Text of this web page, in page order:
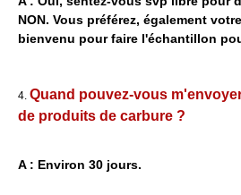
NON. Vous préférez, également
bienvenu pour faire l'échantillon
4. Quand pouvez-vous
de produits de carbure ?
A : Environ 30 jours.